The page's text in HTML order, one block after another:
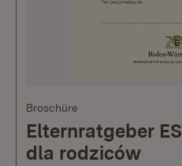
Broschüre
Elternratgeber
dla rodziców